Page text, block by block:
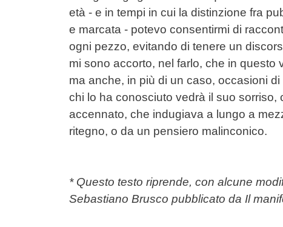
età - e in tempi in cui la distinzione fra
e marcata - potevo consentirmi di
ogni pezzo, evitando di tenere un
mi sono accorto, nel farlo, che in questo
ma anche, in più di un caso, occasioni
chi lo ha conosciuto vedrà il suo
accennato, che indugiava a lungo a
ritegno, o da un pensiero malinconico.
* Questo testo riprende, con alcune
Sebastiano Brusco pubblicato da Il